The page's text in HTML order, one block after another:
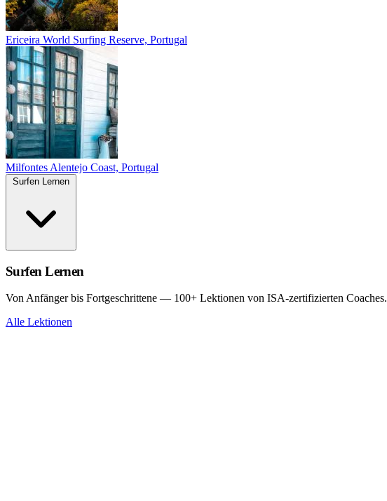
Ericeira World Surfing Reserve, Portugal
Milfontes Alentejo Coast, Portugal
Surfen Lernen
Von Anfänger bis Fortgeschrittene — 100+ Lektionen von ISA-zertifizierten Coaches.
Alle Lektionen